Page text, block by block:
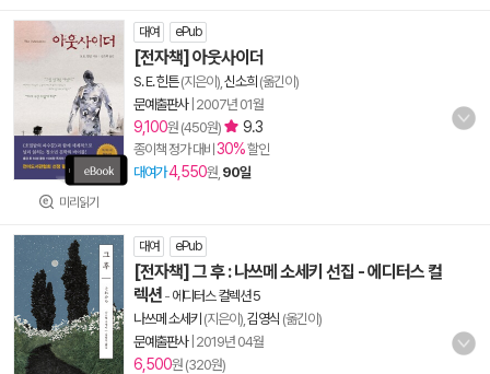
미리읽기
대여 ePub
[전자책] 아웃사이더
S. E. 힌튼(지은이), 신소희 (옮긴이)
문예출판사| 2007년 01월
9,100원 (450원) 9.3
종이책 정가 대비 30%할인
대여가4,550원, 90일
대여 ePub
[전자책] 그 후 : 나쓰메 소세키 선집 - 에디터스 컬
렉션 - 에디터스 컬렉션 5
나쓰메 소세키 (지은이), 김영식 (옮긴이)
문예출판사| 2019년 04월
6,500원 (320원)